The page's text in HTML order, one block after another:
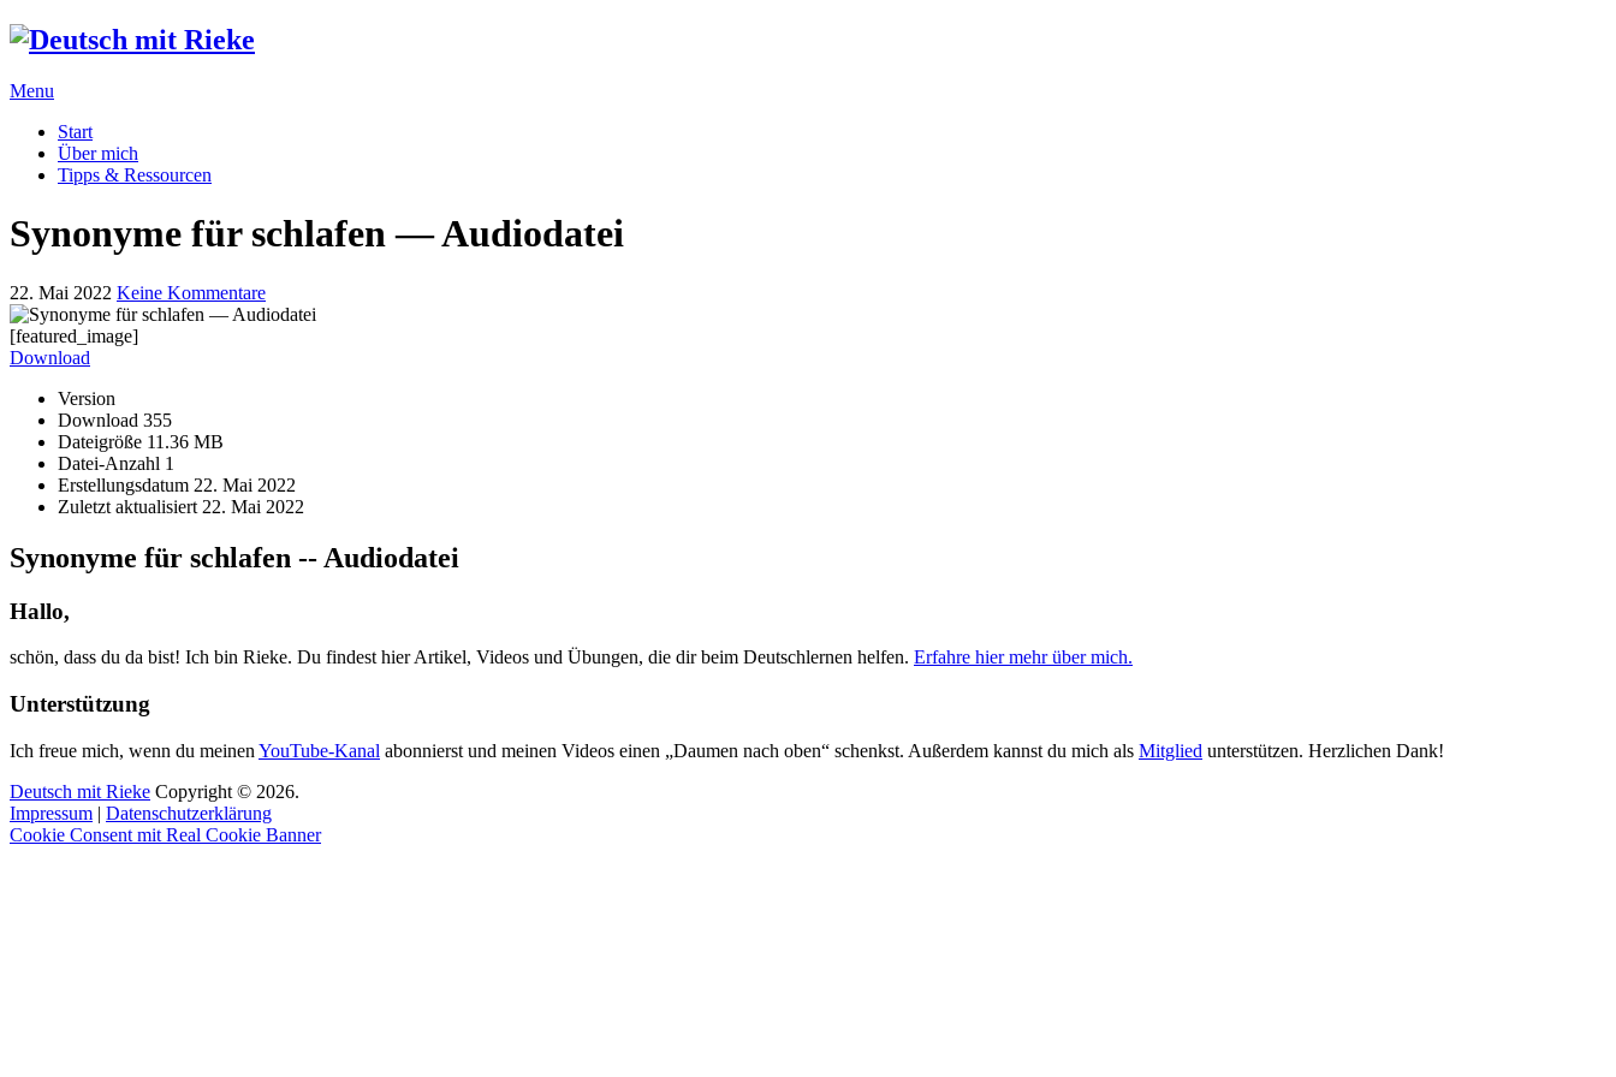
Menu
Start
Über mich
Tipps & Ressourcen
Synonyme für schlafen — Audiodatei
22. Mai 2022 Keine Kommentare
[featured_image]
Download
Version
Download 355
Dateigröße 11.36 MB
Datei-Anzahl 1
Erstellungsdatum 22. Mai 2022
Zuletzt aktualisiert 22. Mai 2022
Synonyme für schlafen -- Audiodatei
Hallo,
schön, dass du da bist! Ich bin Rieke. Du findest hier Artikel, Videos und Übungen, die dir beim Deutschlernen helfen. Erfahre hier mehr über mich.
Unterstützung
Ich freue mich, wenn du meinen YouTube-Kanal abonnierst und meinen Videos einen „Daumen nach oben“ schenkst. Außerdem kannst du mich als Mitglied unterstützen. Herzlichen Dank!
Deutsch mit Rieke Copyright © 2026.
Impressum | Datenschutzerklärung
Cookie Consent mit Real Cookie Banner